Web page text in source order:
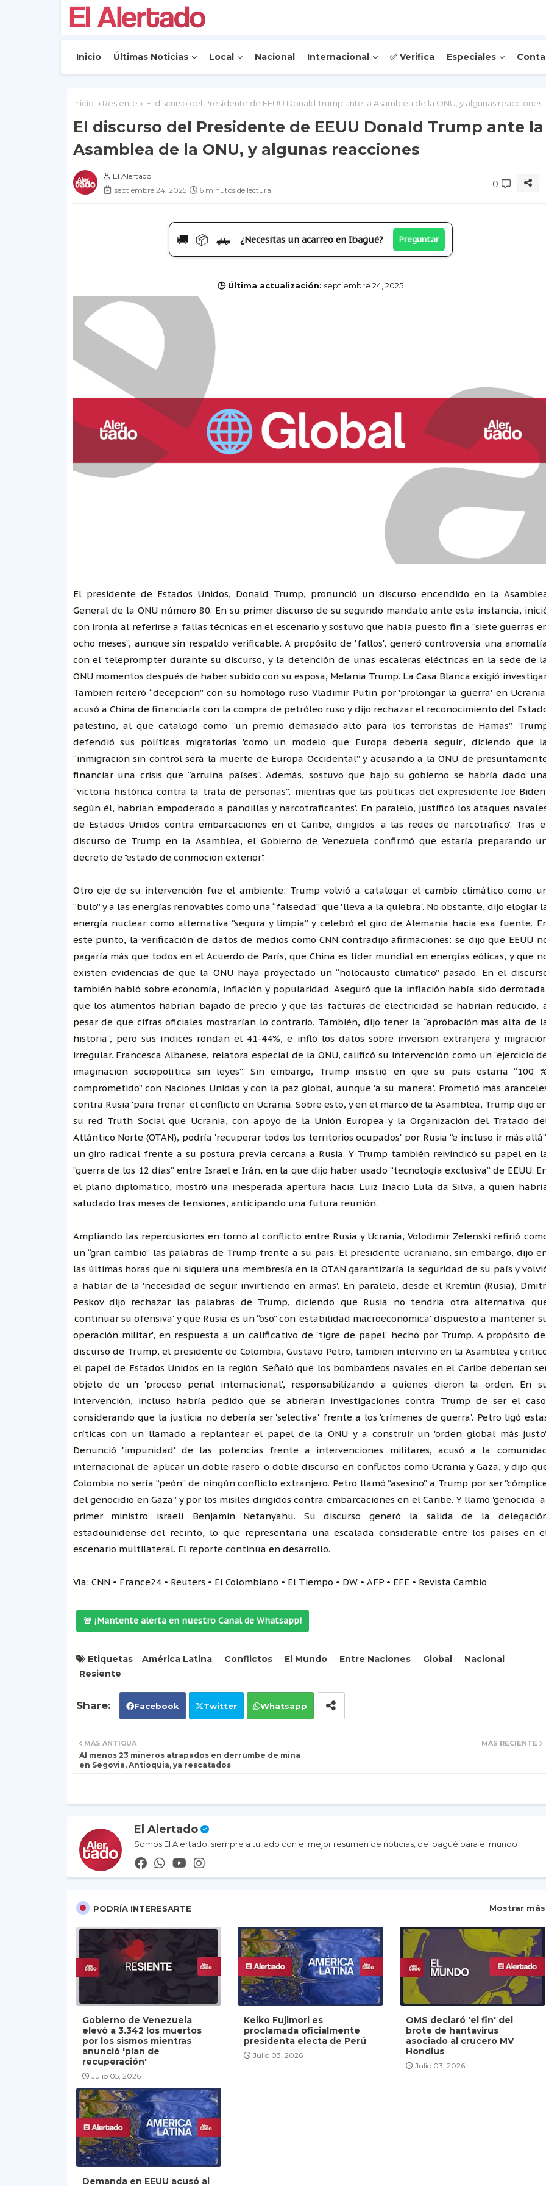
Inicio Últimas Noticias Local Nacional Internacional ✅ Verifica Especiales
Inicio Resiente El discurso del Presidente de EEUU Donald Trump ante la Asamblea de la ONU, y algunas reacciones
El discurso del Presidente de EEUU Donald Trump ante la
Asamblea de la ONU, y algunas reacciones
El Alertado
septiembre 24, 2025
6 minutos de lectura
0
🚚 📦 🛻 ¿Necesitas un acarreo en Ibagué? Preguntar
🕒 Última actualización: septiembre 24, 2025
El presidente de Estados Unidos, Donald Trump, pronunció un discurso encendido en la
General de la ONU número 80. En su primer discurso de su segundo mandato ante esta instancia,
con ironía al referirse a fallas técnicas en el escenario y sostuvo que había puesto fin a “siete guerras
ocho meses”, aunque sin respaldo verificable. A propósito de 'fallos', generó controversia una
con el teleprompter durante su discurso, y la detención de unas escaleras eléctricas en la sede de
ONU momentos después de haber subido con su esposa, Melania Trump. La Casa Blanca exigió
También reiteró “decepción” con su homólogo ruso Vladimir Putin por 'prolongar la guerra' en
acusó a China de financiarla con la compra de petróleo ruso y dijo rechazar el reconocimiento del
palestino, al que catalogó como “un premio demasiado alto para los terroristas de Hamas”.
defendió sus políticas migratorias 'como un modelo que Europa debería seguir', diciendo que
“inmigración sin control será la muerte de Europa Occidental” y acusando a la ONU de
financiar una crisis que “arruina países”. Además, sostuvo que bajo su gobierno se habría dado
“victoria histórica contra la trata de personas”, mientras que las políticas del expresidente Joe
según él, habrían 'empoderado a pandillas y narcotraficantes'. En paralelo, justificó los ataques
de Estados Unidos contra embarcaciones en el Caribe, dirigidos 'a las redes de narcotráfico'. Tras
discurso de Trump en la Asamblea, el Gobierno de Venezuela confirmó que estaría preparando
decreto de "estado de conmoción exterior".
Otro eje de su intervención fue el ambiente: Trump volvió a catalogar el cambio climático como
“bulo” y a las energías renovables como una “falsedad” que 'lleva a la quiebra'. No obstante, dijo elogiar
energía nuclear como alternativa “segura y limpia” y celebró el giro de Alemania hacia esa fuente.
este punto, la verificación de datos de medios como CNN contradijo afirmaciones: se dijo que EEUU
pagaría más que todos en el Acuerdo de París, que China es líder mundial en energías eólicas, y que
existen evidencias de que la ONU haya proyectado un “holocausto climático” pasado. En el
también habló sobre economía, inflación y popularidad. Aseguró que la inflación había sido
que los alimentos habrían bajado de precio y que las facturas de electricidad se habrían reducido,
pesar de que cifras oficiales mostrarían lo contrario. También, dijo tener la “aprobación más alta de
historia”, pero sus índices rondan el 41-44%, e infló los datos sobre inversión extranjera y
irregular. Francesca Albanese, relatora especial de la ONU, calificó su intervención como un “ejercicio
imaginación sociopolítica sin leyes”. Sin embargo, Trump insistió en que su país estaría “100
comprometido” con Naciones Unidas y con la paz global, aunque 'a su manera'. Prometió más
contra Rusia 'para frenar' el conflicto en Ucrania. Sobre esto, y en el marco de la Asamblea, Trump dijo
su red Truth Social que Ucrania, con apoyo de la Unión Europea y la Organización del Tratado
Atlántico Norte (OTAN), podría 'recuperar todos los territorios ocupados' por Rusia “e incluso ir más
un giro radical frente a su postura previa cercana a Rusia. Y Trump también reivindicó su papel en
“guerra de los 12 días” entre Israel e Irán, en la que dijo haber usado “tecnología exclusiva” de EEUU.
el plano diplomático, mostró una inesperada apertura hacia Luiz Inácio Lula da Silva, a quien
saludado tras meses de tensiones, anticipando una futura reunión.
Ampliando las repercusiones en torno al conflicto entre Rusia y Ucrania, Volodimir Zelenski refirió
un “gran cambio” las palabras de Trump frente a su país. El presidente ucraniano, sin embargo, dijo
las últimas horas que ni siquiera una membresía en la OTAN garantizaría la seguridad de su país y
a hablar de la 'necesidad de seguir invirtiendo en armas'. En paralelo, desde el Kremlin (Rusia),
Peskov dijo rechazar las palabras de Trump, diciendo que Rusia no tendria otra alternativa
'continuar su ofensiva' y que Rusia es un “oso” con 'estabilidad macroeconómica' dispuesto a 'mantener
operación militar', en respuesta a un calificativo de 'tigre de papel' hecho por Trump. A propósito
discurso de Trump, el presidente de Colombia, Gustavo Petro, también intervino en la Asamblea y
el papel de Estados Unidos en la región. Señaló que los bombardeos navales en el Caribe deberían
objeto de un 'proceso penal internacional', responsabilizando a quienes dieron la orden. En
intervención, incluso habría pedido que se abrieran investigaciones contra Trump de ser el
considerando que la justicia no debería ser 'selectiva' frente a los 'crímenes de guerra'. Petro ligó
críticas con un llamado a replantear el papel de la ONU y a construir un 'orden global más
Denunció 'impunidad' de las potencias frente a intervenciones militares, acusó a la
internacional de 'aplicar un doble rasero' o doble discurso en conflictos como Ucrania y Gaza, y dijo
Colombia no sería “peón” de ningún conflicto extranjero. Petro llamó “asesino” a Trump por ser
del genocidio en Gaza” y por los misiles dirigidos contra embarcaciones en el Caribe. Y llamó 'genocida'
primer ministro israelí Benjamin Netanyahu. Su discurso generó la salida de la
estadounidense del recinto, lo que representaría una escalada considerable entre los países en
escenario multilateral. El reporte continúa en desarrollo.
Vía: CNN • France24 • Reuters • El Colombiano • El Tiempo • DW • AFP • EFE • Revista Cambio
🚨 ¡Mantente alerta en nuestro Canal de Whatsapp!
Etiquetas América Latina Conflictos El Mundo Entre Naciones Global
Nacional
Resiente
Facebook Twitter Whatsapp
MÁS RECIENTE
MÁS ANTIGUA
Al menos 23 mineros atrapados en derrumbe de mina
en Segovia, Antioquia, ya rescatados
El Alertado
Somos El Alertado, siempre a tu lado con el mejor resumen de noticias, de Ibagué para el mundo
PODRÍA INTERESARTE Mostrar más
Gobierno de Venezuela
elevó a 3.342 los muertos
por los sismos mientras
anunció 'plan de
recuperación'
Julio 05, 2026
Keiko Fujimori es
proclamada oficialmente
presidenta electa de Perú
Julio 03, 2026
OMS declaró 'el fin' del
brote de hantavirus
asociado al crucero MV
Hondius
Julio 03, 2026
Demanda en EEUU acusó al